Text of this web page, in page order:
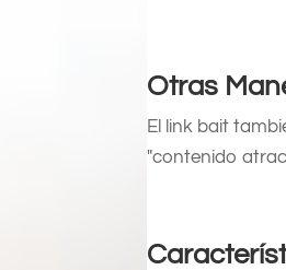
Otras
El link bait
"contenido